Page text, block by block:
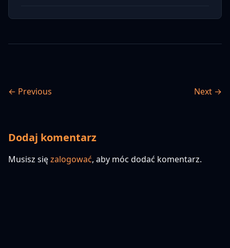
← Previous Next →
Dodaj komentarz
Musisz sięzalogować, aby móc dodać komentarz.